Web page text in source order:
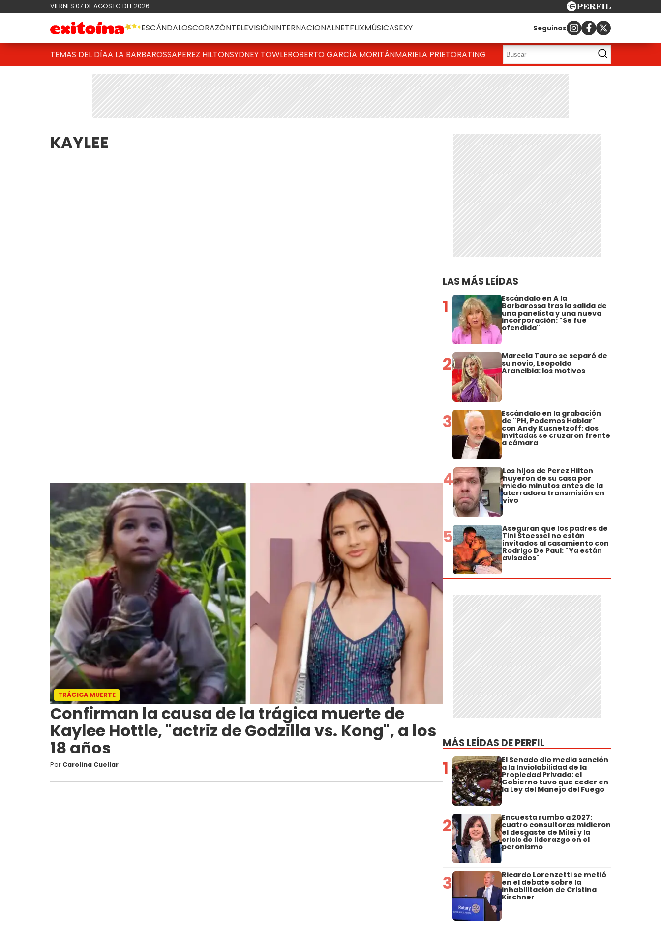
VIERNES 07 DE AGOSTO DEL 2026
ESCÁNDALOSCORAZÓNTELEVISIÓNINTERNACIONALNETFLIXMÚSICASEXY Seguinos
TEMAS DEL DÍAA LA BARBAROSSAPEREZ HILTONSYDNEY TOWLEROBERTO GARCÍA MORITÁNMARIELA PRIETORATING
KAYLEE
TRÁGICA MUERTE
Confirman la causa de la trágica muerte de
Kaylee Hottle, "actriz de Godzilla vs. Kong", a los
18 años
Por Carolina Cuellar
LAS MÁS LEÍDAS
1 Escándalo en A la
Barbarossa tras la salida de
una panelista y una nueva
incorporación: "Se fue
ofendida"
2 Marcela Tauro se separó de
su novio, Leopoldo
Arancibia: los motivos
3 Escándalo en la grabación
de "PH, Podemos Hablar"
con Andy Kusnetzoff: dos
invitadas se cruzaron frente
a cámara
4 Los hijos de Perez Hilton
huyeron de su casa por
miedo minutos antes de la
aterradora transmisión en
vivo
5 Aseguran que los padres de
Tini Stoessel no están
invitados al casamiento con
Rodrigo De Paul: "Ya están
avisados"
MÁS LEÍDAS DE PERFIL
1 El Senado dio media sanción
a la Inviolabilidad de la
Propiedad Privada: el
Gobierno tuvo que ceder en
la Ley del Manejo del Fuego
2 Encuesta rumbo a 2027:
cuatro consultoras midieron
el desgaste de Milei y la
crisis de liderazgo en el
peronismo
3 Ricardo Lorenzetti se metió
en el debate sobre la
inhabilitación de Cristina
Kirchner